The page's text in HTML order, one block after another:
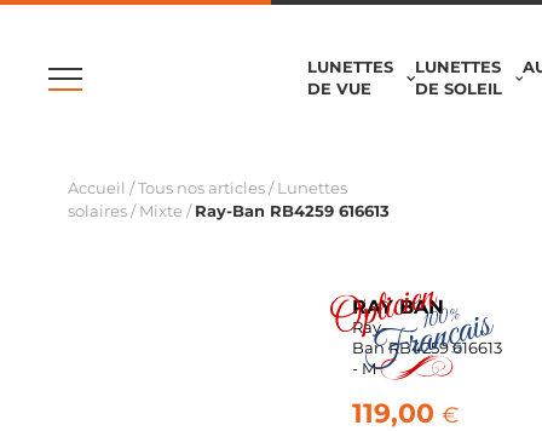
LUNETTES
DE VUE
LUNETTES
DE SOLEIL
Accueil /Tous nos articles / Lunettes
solaires / Mixte / Ray-Ban RB4259 616613
RAY BAN
Ray-
Ban RB4259 616613
- M
119,00 €